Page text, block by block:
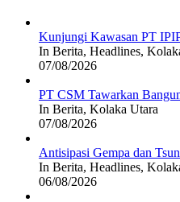
Kunjungi Kawasan PT
In Berita, Headlines,
07/08/2026
PT CSM Tawarkan
In Berita, Kolaka Utara
07/08/2026
Antisipasi Gempa dan
In Berita, Headlines,
06/08/2026